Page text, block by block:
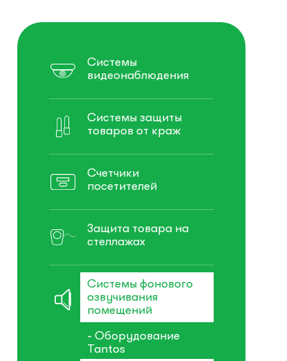
Системы
видеонаблюдения
Системы защиты
товаров от краж
Счетчики
посетителей
Защита товара на
стеллажах
Системы фонового
озвучивания
помещений
- Оборудование
Tantos